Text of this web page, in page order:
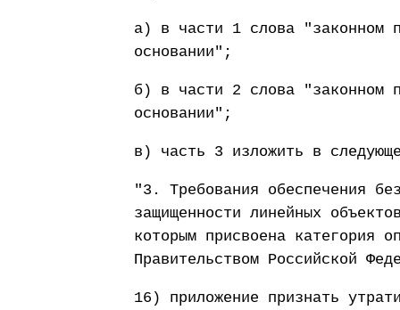
а) в части 1 слова "законном
основании";
б) в части 2 слова "законном
основании";
в) часть 3 изложить в
"3. Требования обеспечения
защищенности линейных
которым присвоена категория
Правительством Российской
16) приложение признать